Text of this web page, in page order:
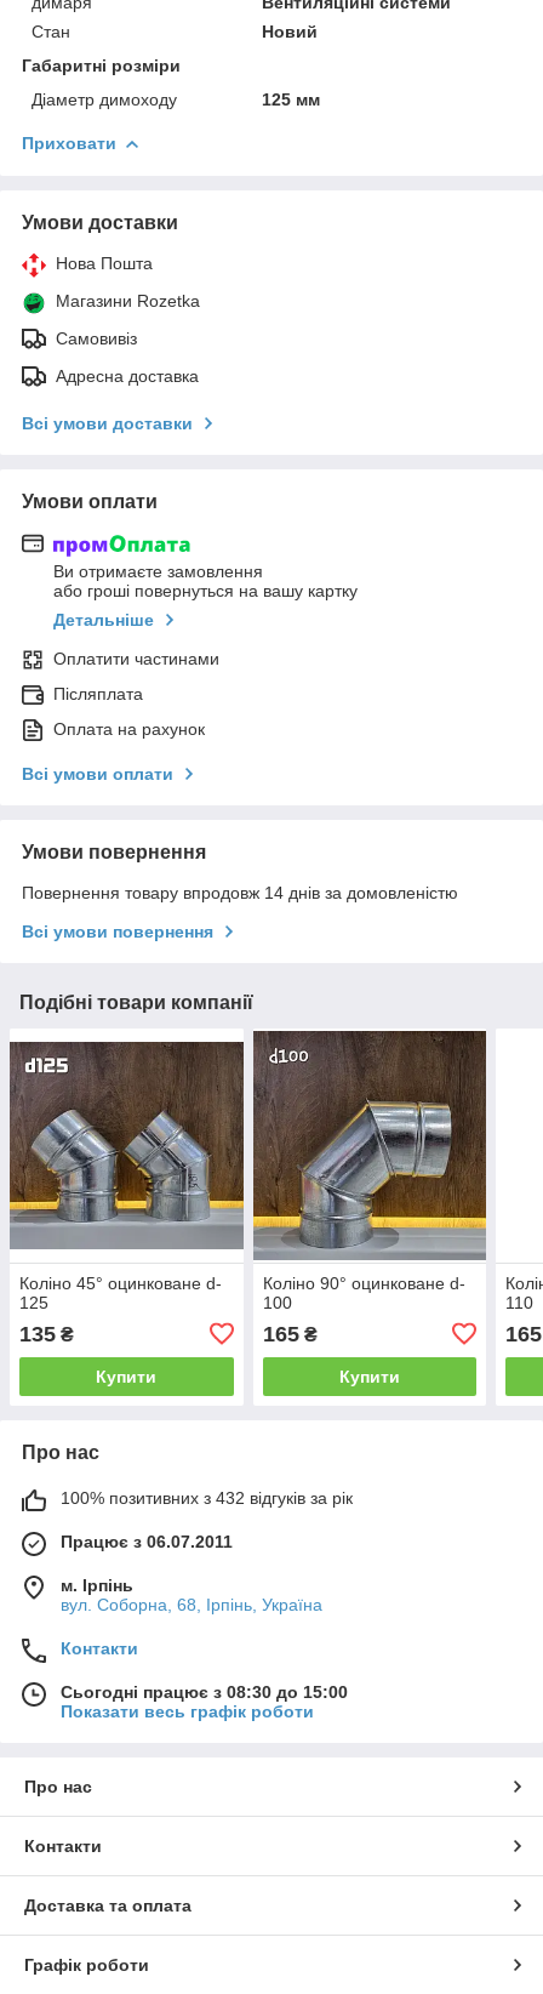
Стан
Новий
Габаритні розміри
Діаметр димоходу
125 мм
Приховати
Умови доставки
Нова Пошта
Магазини Rozetka
Самовивіз
Адресна доставка
Всі умови доставки
Умови оплати
Ви отримаєте замовлення
або гроші повернуться на вашу картку
Детальніше
Оплатити частинами
Післяплата
Оплата на рахунок
Всі умови оплати
Умови повернення
Повернення товару впродовж 14 днів за домовленістю
Всі умови повернення
Подібні товари компанії
Коліно 45° оцинковане d-
125
135 ₴
Купити
Коліно 90° оцинковане d-
100
165₴
Купити
110
165
Про нас
100% позитивних з 432 відгуків за рік
Працює з 06.07.2011
м. Ірпінь
вул. Соборна, 68, Ірпінь, Україна
Контакти
Сьогодні працює з 08:30 до 15:00
Показати весь графік роботи
Про нас
Контакти
Доставка та оплата
Графік роботи